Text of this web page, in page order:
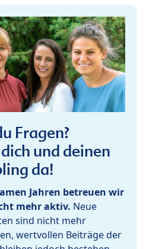
Fragen?
und deinen
da!
Jahren betreuen wir
mehr aktiv. Neue
sind nicht mehr
wertvollen Beiträge der